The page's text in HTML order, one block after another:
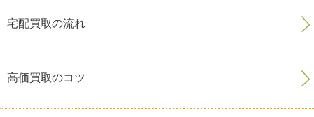
宅配買取の流れ
高価買取のコツ